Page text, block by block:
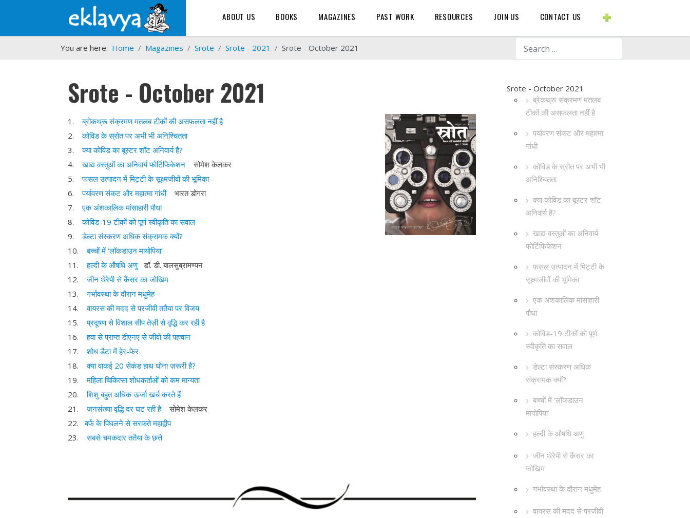
Search
ABOUT US BOOKS MAGAZINES PAST WORK RESOURCES JOIN US CONTACT US
You are here: Home Magazines Srote Srote - 2021 Srote - October 2021
Srote - October 2021
ब्रेकथ्रू संक्रमण मतलब
टीकों की असफलता नहीं है
पर्यावरण संकट और महात्मा
गांधी
कोविड के स्रोत पर अभी भी
अनिश्चितता
क्या कोविड का बूस्टर शॉट
अनिवार्य है?
खाद्य वस्तुओं का अनिवार्य
फोर्टिफिकेशन
फसल उत्पादन में मिट्टी के
सूक्ष्मजीवों की भूमिका
एक अंशकालिक मांसाहारी
पौधा
कोविड-19 टीकों को पूर्ण
स्वीकृति का सवाल
डेल्टा संस्करण अधिक
संक्रामक क्यों?
बच्चों में ‘लॉकडाउन
मायोपिया’
हल्दी के औषधि अणु
जीन थेरेपी से कैंसर का
जोखिम
गर्भावस्था के दौरान मधुमेह
वायरस की मदद से परजीवी
Srote - October 2021
1.ब्रोकथ्रू संक्रमण मतलब टीकों की असफलता नहीं है
2.कोविड के स्रोत पर अभी भी अनिश्चितता
3.क्या कोविड का बूस्टर शॉट अनिवार्य है?
4.खाद्य वस्तुओं का अनिवार्य फोर्टिफिकेशन सोमेश केलकर
5.फसल उत्पादन में मिट्टी के सूक्ष्मजीवों की भूमिका
6.पर्यावरण संकट और महात्मा गांधीभारत डोगरा
7.एक अंशकालिक मांसाहारी पौधा
8.कोविड-19 टीकों को पूर्ण स्वीकृति का सवाल
9.डेल्टा संस्करण अधिक संक्रामक क्यों?
10.बच्चों में ‘लॉकडाउन मायोपिया’
11.हल्दी के औषधि अणु डॉ. डी. बालसुब्रामण्यन
12.जीन थेरेपी से कैंसर का जोखिम
13.गर्भावस्था के दौरान मधुमेह
14.वायरस की मदद से परजीवी ततैया पर विजय
15.प्रदूषण से विशाल सीप तेज़ी से वृद्धि कर रही है
16.हवा से प्राप्त डीएनए से जीवों की पहचान
17.शोध डैटा में हेर-फेर
18.क्या वाकई 20 सेकंड हाथ धोना ज़रूरी है?
19.महिला चिकित्सा शोधकर्ताओं को कम मान्यता
20.शिशु बहुत अधिक ऊर्जा खर्च करते हैं
21.जनसंख्या वृद्धि दर घट रही हैसोमेश केलकर
22.बर्फ के पिघलने से सरकते महाद्वीप
23.सबसे चमकदार ततैया के छत्ते